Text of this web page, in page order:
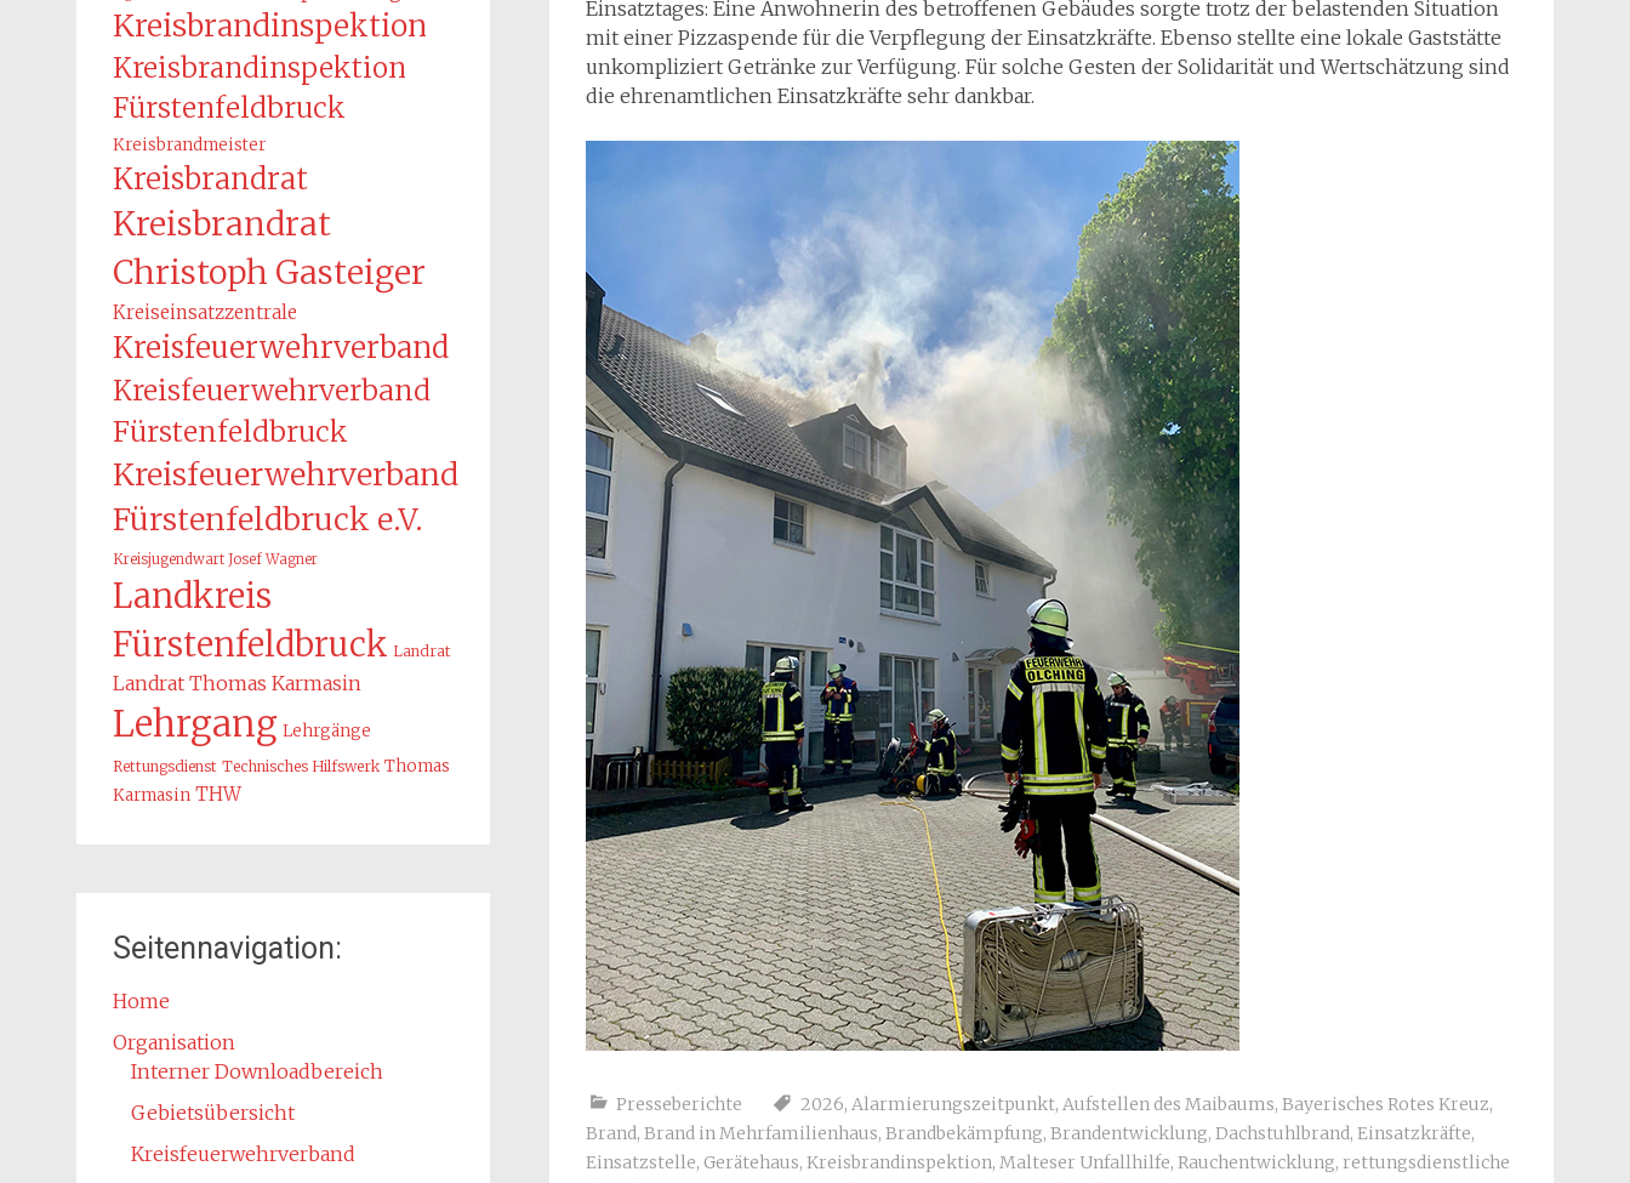
Einsatztages: Eine Anwohnerin des betroffenen Gebäudes sorgte trotz der belastenden Situation
mit einer Pizzaspende für die Verpflegung der Einsatzkräfte. Ebenso stellte eine lokale Gaststätte
unkompliziert Getränke zur Verfügung. Für solche Gesten der Solidarität und Wertschätzung sind
die ehrenamtlichen Einsatzkräfte sehr dankbar.
Presseberichte 2026, Alarmierungszeitpunkt, Aufstellen des Maibaums, Bayerisches Rotes Kreuz,
Brand, Brand in Mehrfamilienhaus, Brandbekämpfung, Brandentwicklung, Dachstuhlbrand, Einsatzkräfte,
Einsatzstelle, Gerätehaus, Kreisbrandinspektion, Malteser Unfallhilfe, Rauchentwicklung, rettungsdienstliche
Kreisbrandinspektion
Kreisbrandinspektion
Fürstenfeldbruck
Kreisbrandmeister
Kreisbrandrat
Kreisbrandrat
Christoph Gasteiger
Kreiseinsatzzentrale
Kreisfeuerwehrverband
Kreisfeuerwehrverband
Fürstenfeldbruck
Kreisfeuerwehrverband
Fürstenfeldbruck e.V.
Kreisjugendwart Josef Wagner
Landkreis
Fürstenfeldbruck Landrat
Landrat Thomas Karmasin
Lehrgang Lehrgänge
Rettungsdienst Technisches Hilfswerk Thomas
Karmasin THW
Seitennavigation:
Home
Organisation
Interner Downloadbereich
Gebietsübersicht
Kreisfeuerwehrverband